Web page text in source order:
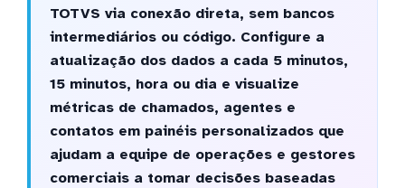
TOTVS via conexão direta, sem bancos
intermediários ou código. Configure a
atualização dos dados a cada 5 minutos,
15 minutos, hora ou dia e visualize
métricas de chamados, agentes e
contatos em painéis personalizados que
ajudam a equipe de operações e gestores
comerciais a tomar decisões baseadas